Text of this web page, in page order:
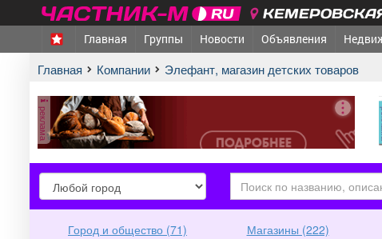
Главная Группы Новости Объявления
Главная Компании Элефант, магазин детских товаров
реклама
город город
Город и общество (71)
Магазины (222)